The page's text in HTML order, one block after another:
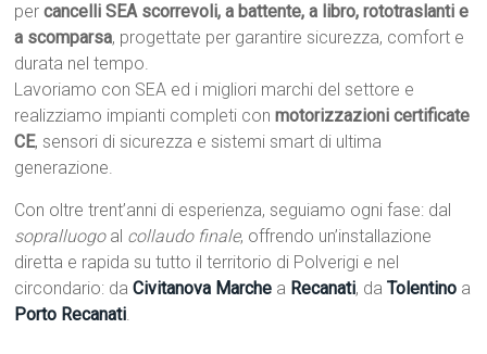
percancelli SEA scorrevoli, a battente, a libro, rototraslanti e
a scomparsa, progettate per garantire sicurezza, comfort e
durata nel tempo.
Lavoriamo con SEA ed i migliori marchi del settore e
realizziamo impianti completi conmotorizzazioni certificate
CE, sensori di sicurezza e sistemi smart di ultima
generazione.
Con oltre trent’anni di esperienza, seguiamo ogni fase: dal
sopralluogo al collaudo finale, offrendo un’installazione
diretta e rapida su tutto il territorio di Polverigi e nel
circondario: daCivitanova Marche a Recanati, daTolentino a
Porto Recanati.